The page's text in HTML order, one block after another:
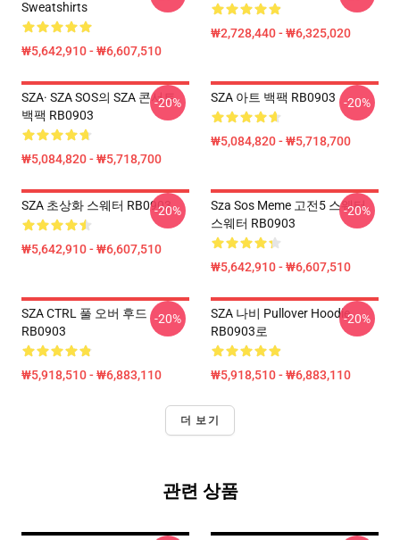
Sweatshirts
₩5,642,910 - ₩6,607,510
₩2,728,440 - ₩6,325,020
SZA· SZA SOS의 SZA 콘서트
백팩 RB0903
₩5,084,820 - ₩5,718,700
-20% SZA 아트 백팩 RB0903
₩5,084,820 - ₩5,718,700
-20%
SZA 초상화 스웨터 RB0903
₩5,642,910 - ₩6,607,510
-20%
Sza Sos Meme 고전5 스웨터
스웨터 RB0903
₩5,642,910 - ₩6,607,510
-20%
SZA CTRL 풀 오버 후드
RB0903
₩5,918,510 - ₩6,883,110
-20%
SZA 나비 Pullover Hoodie
RB0903로
₩5,918,510 - ₩6,883,110
-20%
더 보기
관련 상품